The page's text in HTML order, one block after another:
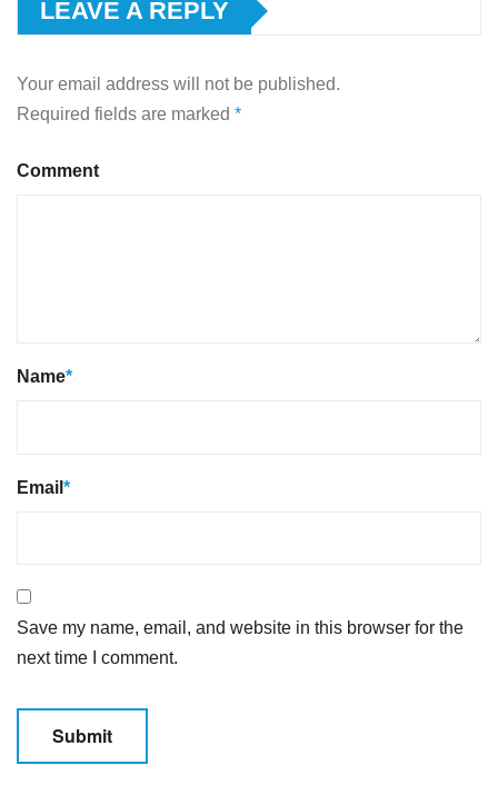
LEAVE A REPLY
Your email address will not be published.
Required fields are marked *
Comment
Name*
Email *
Save my name, email, and website in this browser for the
next time I comment.